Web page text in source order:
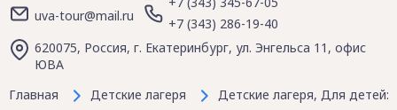
uva-tour@mail.ru
+7 (343) 286-19-40
620075, Россия, г. Екатеринбург, ул. Энгельса 11, офис
ЮВА
Главная
Детские лагеря Детские лагеря, Для детей: